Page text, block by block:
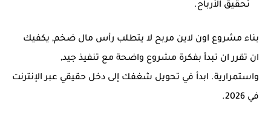
تحقيق الأرباح.
بناء مشروع اون لاين مربح لا يتطلب رأس مال ضخم, يكفيك
ان تقرر ان تبدأ بفكرة مشروع واضحة مع تنفيذ جيد,
واستمرارية. ابدأ في تحويل شغفك إلى دخل حقيقي عبر الإنترنت
في 2026.